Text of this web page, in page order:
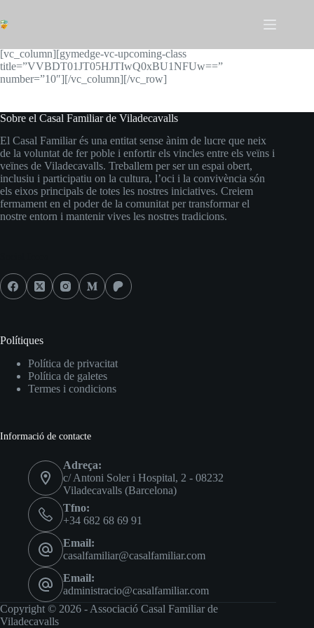
al
contingut
[vc_column][gymedge-vc-upcoming-class
title=”VVBDT01JT05HJTIwQ0xBU1NFUw==”
number=”10″][/vc_column][/vc_row]
Sobre el Casal Familiar de Viladecavalls
El Casal Familiar és una entitat sense ànim de lucre que neix
de la voluntat de fer poble i enfortir els vincles entre els veïns i
veïnes de Viladecavalls. Treballem per ser un espai obert,
inclusiu i participatiu on la cultura, l’oci i la convivència són
els eixos principals de totes les nostres iniciatives. Creiem
fermament en el poder de la comunitat per transformar el
nostre entorn i mantenir vives les nostres tradicions.
Polítiques
Política de privacitat
Política de galetes
Termes i condicions
Informació de contacte
Adreça:
c/ Antoni Soler i Hospital, 2 - 08232
Viladecavalls (Barcelona)
Tfno:
+34 682 68 69 91
Email:
casalfamiliar@casalfamiliar.com
Email:
administracio@casalfamiliar.com
Copyright © 2026 - Associació Casal Familiar de
Viladecavalls